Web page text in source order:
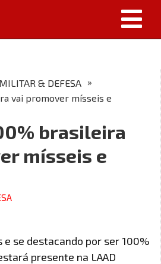
& DEFESA »
vai promover mísseis e
brasileira
mísseis e
e se destacando por ser 100%
presente na LAAD